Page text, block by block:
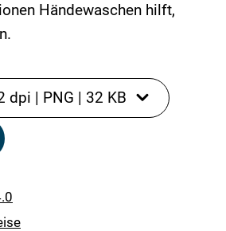
Händewaschen hilft,
dpi | PNG | 32 KB